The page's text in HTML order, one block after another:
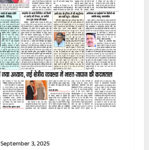
September 3, 2025